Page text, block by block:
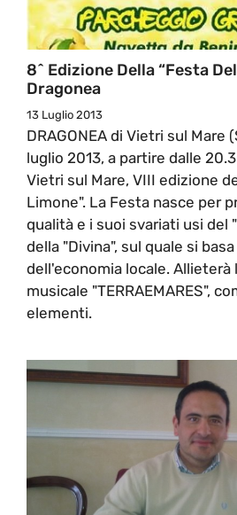
8^ Edizione Della “Festa
Dragonea
13 Luglio 2013
DRAGONEA di Vietri sul Mare
luglio 2013, a partire dalle
Vietri sul Mare, VIII edizione
Limone". La Festa nasce per
qualità e i suoi svariati usi del
della "Divina", sul quale si
dell'economia locale. Allieterà
musicale "TERRAEMARES",
elementi.